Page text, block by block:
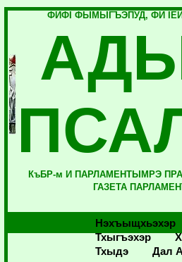
ФИФI ФЫМЫГЪЭПУД, ФИ
КъБР-м И ПАРЛАМЕНТЫМРЭ
ГАЗЕТА
Нэхъыщхьэхэр
Тхыгъэхэр
Тхыдэ
Дал